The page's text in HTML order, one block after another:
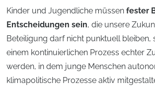
Kinder und Jugendliche müssenfester
Entscheidungen sein, die unsere
Beteiligung darf nicht punktuell bleiben,
einem kontinuierlichen Prozess echter
werden, in dem junge Menschen
klima­politische Prozesse aktiv